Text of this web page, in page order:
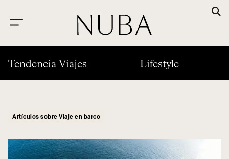
Tendencia Viajes Lifestyle
Artículos sobre Viaje en barco